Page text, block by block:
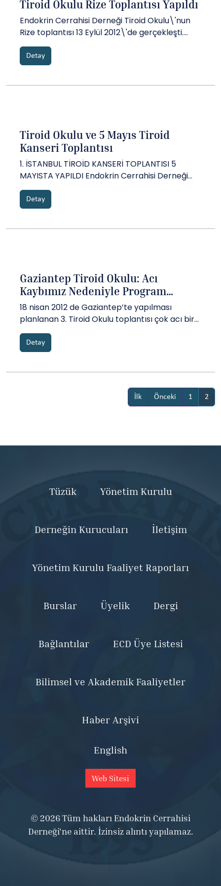
Tiroid Okulu Rize Toplantısı Yapıldı
Endokrin Cerrahisi Derneği Tiroid Okulu\'nun
Rize toplantısı 13 Eylül 2012\'de gerçekleşti.
Toplantı haberine ve fotoğraflarına ulaşmak
için tıklayınız....
Detay
Tiroid Okulu ve 5 Mayıs Tiroid
Kanseri Toplantısı
1. İSTANBUL TİROİD KANSERİ TOPLANTISI 5
MAYISTA YAPILDI Endokrin Cerrahisi Derneği
tarafından düzenlenen Mültidisipliner Tiroid
Kanseri toplantısı 5 Mayıs 2012'de Şişli Etfal
Hastanesinde gerçekleştirildi. Toplantı ile ilgili
Detay
Gaziantep Tiroid Okulu: Acı
Kaybımız Nedeniyle Program
Tamamlanamadı
18 nisan 2012 de Gaziantep’te yapılması
planlanan 3. Tiroid Okulu toplantısı çok acı bir
olayın ertesine rastlamıştır. 17 Nisan 2012 de
genç meslektaşımız Göğüs Cerrahisi uzmanı
Dr. Ersin Arslan menfur bir saldırıya uğrayarak
Detay
İlk Önceki 1 2
Tüzük Yönetim Kurulu
Derneğin Kurucuları İletişim
Yönetim Kurulu Faaliyet Raporları
Burslar Üyelik Dergi
Bağlantılar ECD Üye Listesi
Bilimsel ve Akademik Faaliyetler
Haber Arşivi
English
Web Sitesi
© 2026 Tüm hakları Endokrin Cerrahisi
Derneği'ne aittir. İzinsiz alıntı yapılamaz.